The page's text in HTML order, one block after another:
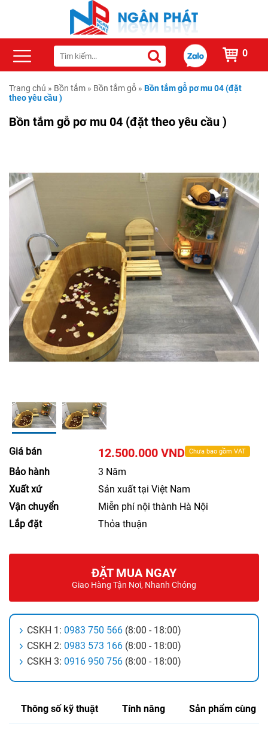
0
Trang chủ » Bồn tắm » Bồn tắm gỗ » Bồn tắm gỗ pơ mu 04 (đặt
theo yêu cầu )
Bồn tắm gỗ pơ mu 04 (đặt theo yêu cầu )
Giá bán 12.500.000 VND Chưa bao gồm VAT
Bảo hành
3 Năm
Xuất xứ
Sản xuất tại Việt Nam
Vận chuyển
Miễn phí nội thành Hà Nội
Lắp đặt
Thỏa thuận
ĐẶT MUA NGAY
Giao Hàng Tận Nơi, Nhanh Chóng
CSKH 1: 0983 750 566 (8:00 - 18:00)
CSKH 2: 0983 573 166 (8:00 - 18:00)
CSKH 3: 0916 950 756 (8:00 - 18:00)
Thông số kỹ thuật Tính năng Sản phẩm cùng